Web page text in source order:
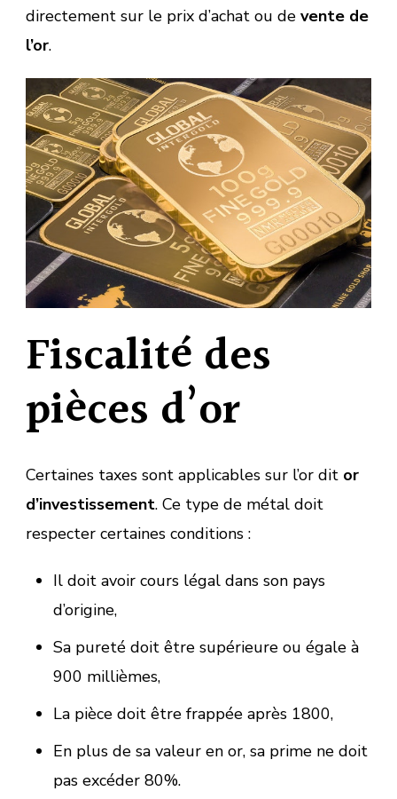
directement sur le prix d’achat ou de vente de
l’or.
Fiscalité des
pièces d’or
Certaines taxes sont applicables sur l’or dit or
d’investissement. Ce type de métal doit
respecter certaines conditions :
Il doit avoir cours légal dans son pays
d’origine,
Sa pureté doit être supérieure ou égale à
900 millièmes,
La pièce doit être frappée après 1800,
En plus de sa valeur en or, sa prime ne doit
pas excéder 80%.